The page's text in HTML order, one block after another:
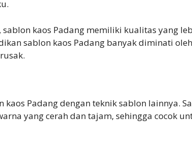
kaos Padang memiliki kualitas yang
sablon kaos Padang banyak diminati
Padang dengan teknik sablon lainnya.
yang cerah dan tajam, sehingga cocok